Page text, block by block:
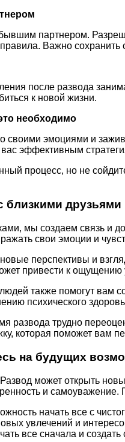
партнером.
Важно сохранить
после развода
к новой жизни.
необходимо
своими эмоциями и
эффективным
процесс, но не
мы создаем связь и
свои эмоции и
перспективы и
привести к ощущению
также помогут вам
психического
развода трудно
которая поможет вам
на будущих
может открыть
и
начать все с
увлечений и
все сначала и